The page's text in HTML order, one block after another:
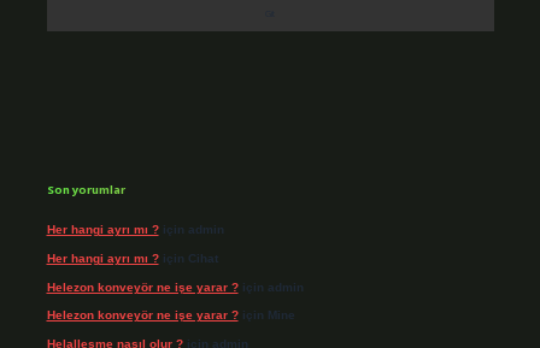
Son yorumlar
Her hangi ayrı mı ?için admin
Her hangi ayrı mı ?için Cihat
Helezon konveyör ne işe yarar ?için admin
Helezon konveyör ne işe yarar ?için Mine
Helalleşme nasıl olur ?için admin